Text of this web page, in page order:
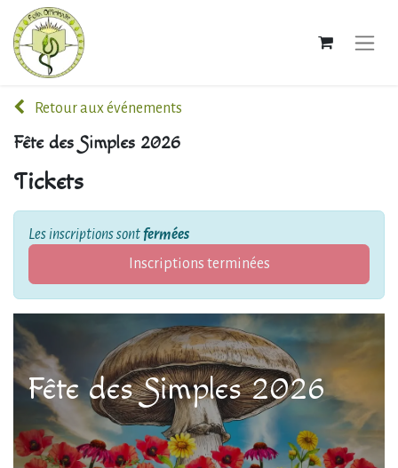
Retour aux événements
Fête des Simples 2026
Tickets
Les inscriptions sontfermées
Inscriptions terminées
Fête des Simples 2026